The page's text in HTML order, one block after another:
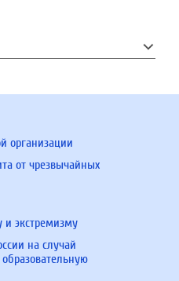
организации
от чрезвычайных
и экстремизму
на случай